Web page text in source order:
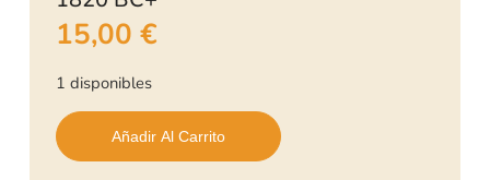
15,00 €
1 disponibles
Añadir Al Carrito